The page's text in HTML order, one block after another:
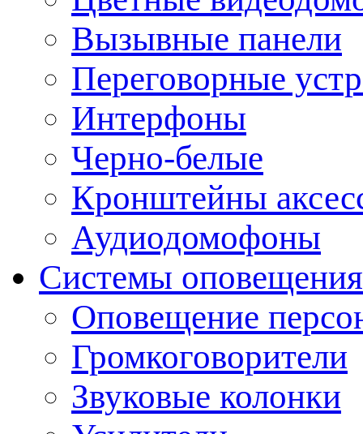
Вызывные панели
Переговорные
Интерфоны
Черно-белые
Кронштейны
Аудиодомофоны
Системы оповещения
Оповещение
Громкоговорители
Звуковые колонки